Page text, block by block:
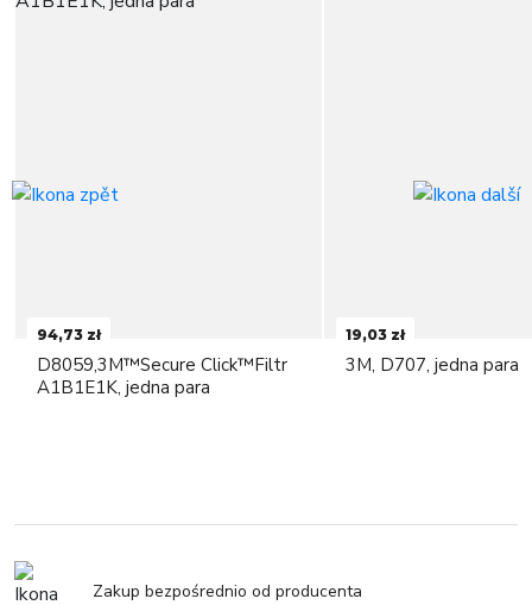
94,73 zł
D8059,3M™Secure Click™Filtr
A1B1E1K, jedna para
19,03 zł
3M, D707, jedna para
Zakup bezpośrednio od producenta